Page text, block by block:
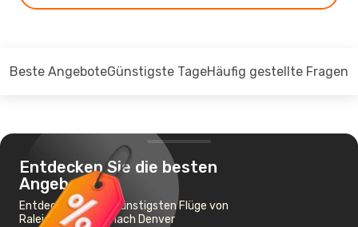
Beste AngeboteGünstigste TageHäufig gestellte Fragen
Entdecken Sie die besten
Angebote
Entdecken Sie die günstigsten Flüge von
Raleigh - Durham nach Denver